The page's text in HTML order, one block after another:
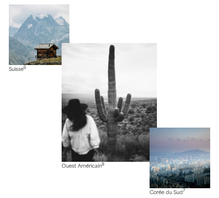
Suisse6
Ouest Américain8
Corée du Sud 7